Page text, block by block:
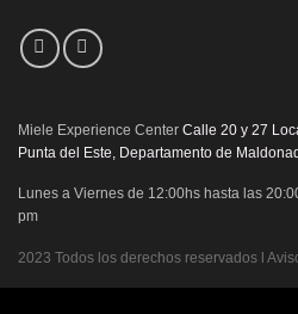
Miele Experience Center Calle 20 y 27
Punta del Este, Departamento de
Lunes a Viernes de 12:00hs hasta las
pm
2023 Todos los derechos reservados l